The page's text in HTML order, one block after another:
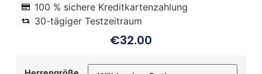
100 % sichere Kreditkartenzahlung
30-tägiger Testzeitraum
€32.00